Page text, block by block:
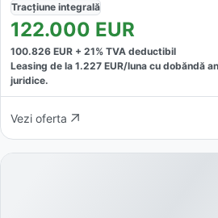
Tracțiune integrală
122.000 EUR
100.826 EUR + 21% TVA deductibil
Leasing de la 1.227 EUR/luna cu dobăndă
juridice.
Vezi oferta